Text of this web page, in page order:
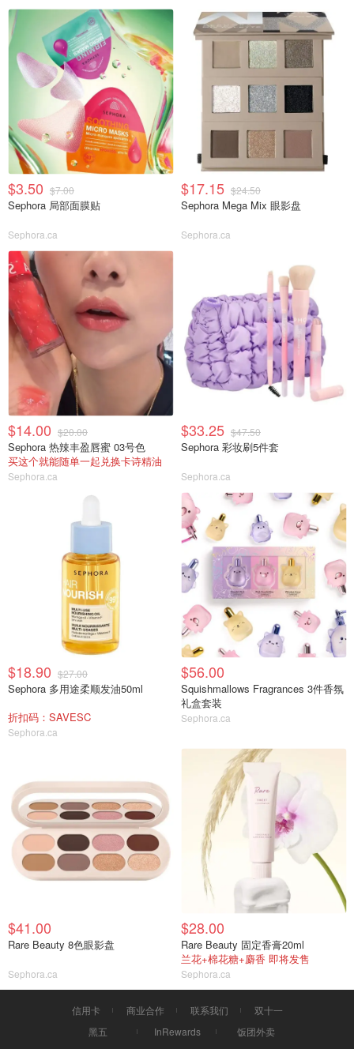
$3.50 $7.00
Sephora 局部面膜贴
Sephora.ca
$17.15 $24.50
Sephora Mega Mix 眼影盘
Sephora.ca
$14.00 $20.00
Sephora 热辣丰盈唇蜜 03号色
买这个就能随单一起兑换卡诗精油
Sephora.ca
$33.25 $47.50
Sephora 彩妆刷5件套
Sephora.ca
$18.90 $27.00
Sephora 多用途柔顺发油50ml
折扣码：SAVESC
Sephora.ca
$56.00
Squishmallows Fragrances 3件香氛
礼盒套装
Sephora.ca
$41.00
Rare Beauty 8色眼影盘
Sephora.ca
$28.00
Rare Beauty 固定香膏20ml
兰花+棉花糖+麝香 即将发售
Sephora.ca
信用卡 商业合作 联系我们
双十一
黑五
InRewards
饭团外卖